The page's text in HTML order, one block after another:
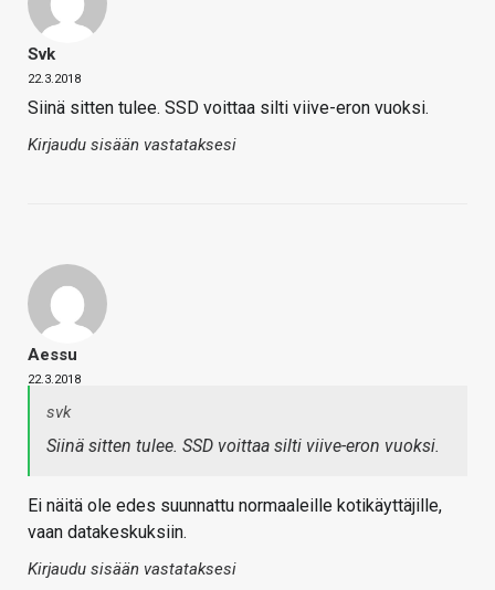
Svk
22.3.2018
Siinä sitten tulee. SSD voittaa silti viive-eron vuoksi.
Kirjaudu sisään vastataksesi
Aessu
22.3.2018
svk
Siinä sitten tulee. SSD voittaa silti viive-eron vuoksi.
Ei näitä ole edes suunnattu normaaleille kotikäyttäjille,
vaan datakeskuksiin.
Kirjaudu sisään vastataksesi